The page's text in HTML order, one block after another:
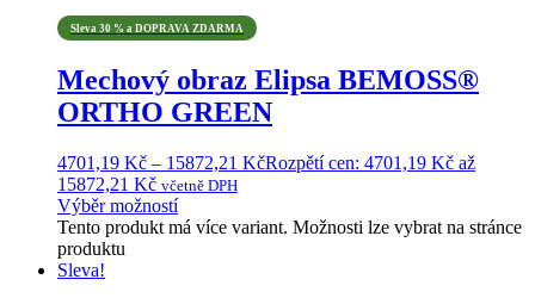
Sleva 30 % a DOPRAVA ZDARMA
Mechový obraz Elipsa BEMOSS®
ORTHO GREEN
4701,19 Kč – 15872,21 KčRozpětí cen: 4701,19 Kč až
15872,21 Kč včetně DPH
Výběr možností
Tento produkt má více variant. Možnosti lze vybrat na stránce
produktu
Sleva!